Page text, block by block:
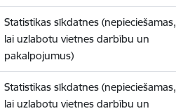
Statistikas sīkdatnes (nepieciešamas,
lai uzlabotu vietnes darbību un
pakalpojumus)
Statistikas sīkdatnes (nepieciešamas,
lai uzlabotu vietnes darbību un